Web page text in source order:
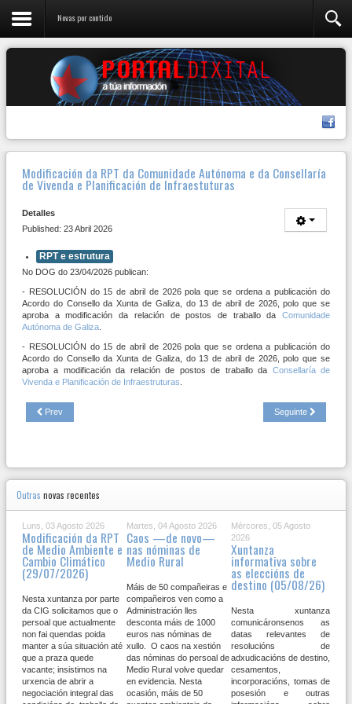
Novas por contido
Modificación da RPT da Comunidade Autónoma e da Consellaría
de Vivenda e Planificación de Infraestuturas
Detalles
Published: 23 Abril 2026
RPT e estrutura
No DOG do 23/04/2026 publican:
- RESOLUCIÓN do 15 de abril de 2026 pola que se ordena a publicación do
Acordo do Consello da Xunta de Galiza, do 13 de abril de 2026, polo que se
aproba a modificación da relación de postos de traballo da Comunidade
Autónoma de Galiza
- RESOLUCIÓN do 15 de abril de 2026 pola que se ordena a publicación do
Acordo do Consello da Xunta de Galiza, do 13 de abril de 2026, polo que se
aproba a modificación da relación de postos de traballo da Consellaría de
Vivenda e Planificación de Infraestruturas
Prev Seguinte
Outras novas recentes
Luns, 03 Agosto 2026
Modificación da RPT
de Medio Ambiente e
Cambio Climático
(29/07/2026)
Nesta xuntanza por parte
da CIG solicitamos que o
persoal que actualmente
non fai quendas poida
manter a súa situación até
que a praza quede
vacante; insistimos na
urxencia de abrir a
negociación integral das
Martes, 04 Agosto 2026
Caos —de novo—
nas nóminas de
Medio Rural
Máis de 50 compañeiras e
compañeiros ven como a
Administración lles
desconta máis de 1000
euros nas nóminas de
xullo. O caos na xestión
das nóminas do persoal de
Medio Rural volve quedar
en evidencia. Nesta
ocasión, máis de 50
Mércores, 05 Agosto
2026
Xuntanza
informativa sobre
as eleccións de
destino (05/08/26)
Nesta xuntanza
comunicáronsenos as
datas relevantes de
resolucións de
adxudicacións de destino,
cesamentos,
incorporacións, tomas de
posesión e outras